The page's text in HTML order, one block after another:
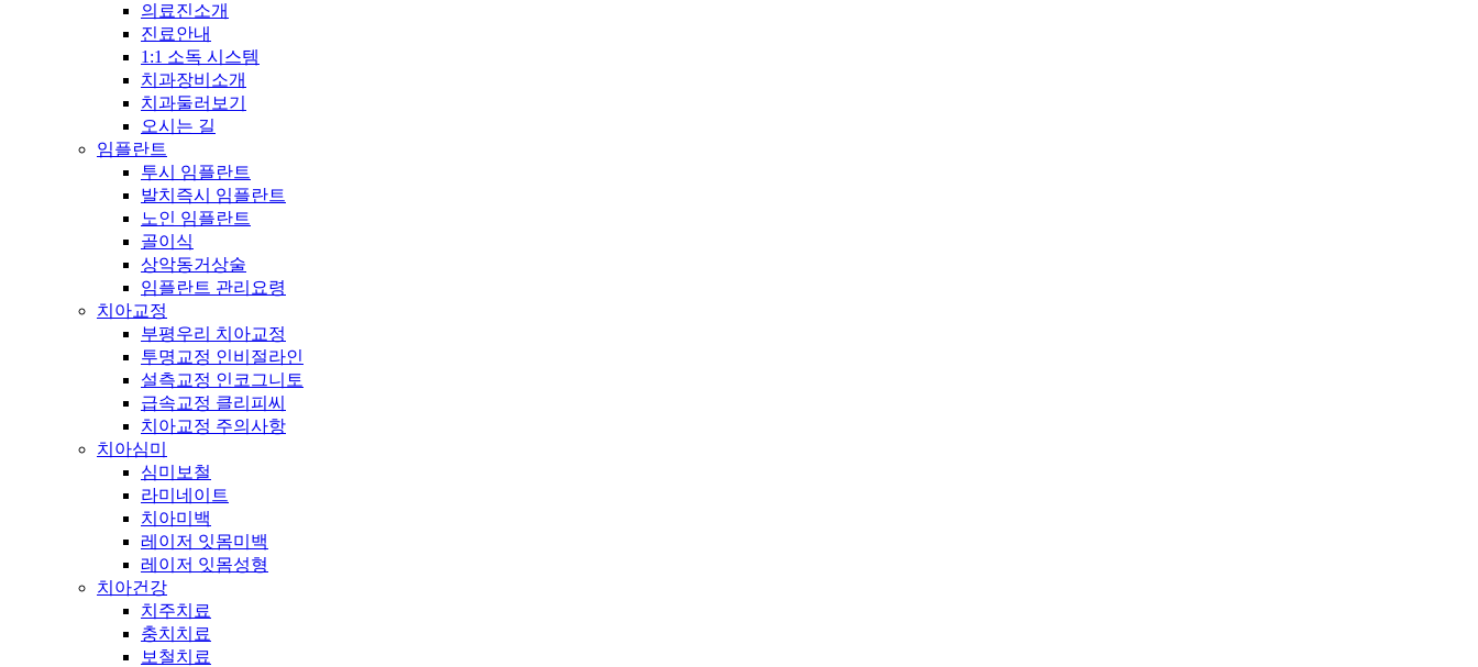
의료진소개
진료안내
1:1 소독 시스템
치과장비소개
치과둘러보기
오시는 길
임플란트
투시 임플란트
발치즉시 임플란트
노인 임플란트
골이식
상악동거상술
임플란트 관리요령
치아교정
부평우리 치아교정
투명교정 인비절라인
설측교정 인코그니토
급속교정 클리피씨
치아교정 주의사항
치아심미
심미보철
라미네이트
치아미백
레이저 잇몸미백
레이저 잇몸성형
치아건강
치주치료
충치치료
보철치료